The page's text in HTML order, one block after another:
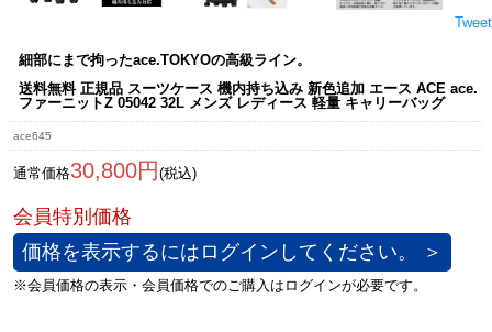
Tweet
細部にまで拘ったace.TOKYOの高級ライン。
送料無料 正規品 スーツケース 機内持ち込み 新色追加 エース ACE ace.
ファーニットZ 05042 32L メンズ レディース 軽量 キャリーバッグ
ace645
通常価格30,800円 (税込)
価格を表示するにはログインしてください。 ＞